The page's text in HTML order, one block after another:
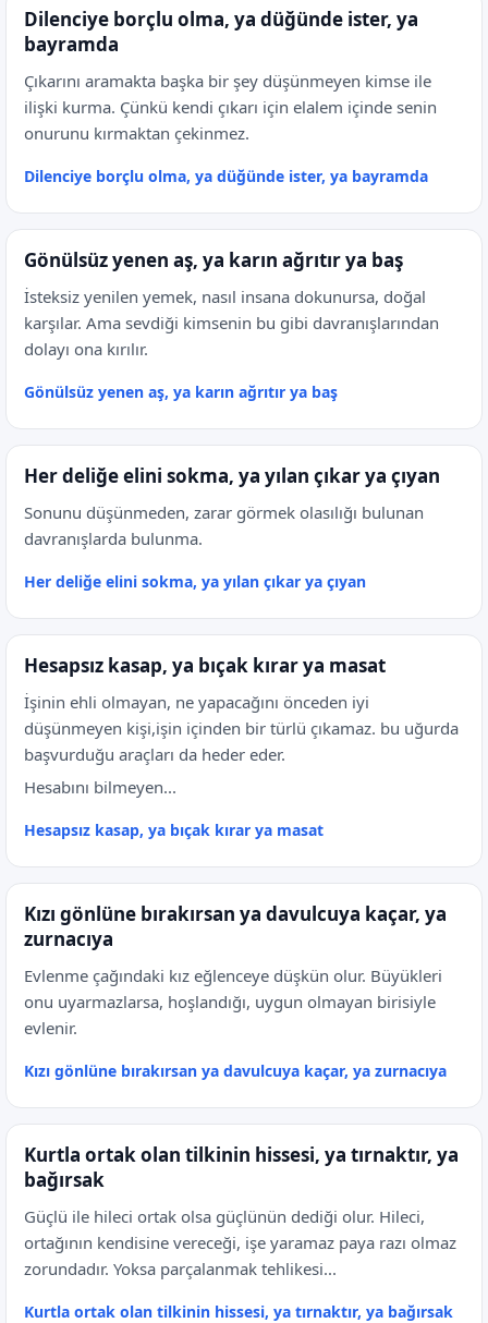
Dilenciye borçlu olma, ya düğünde ister, ya
bayramda
Çıkarını aramakta başka bir şey düşünmeyen kimse ile
ilişki kurma. Çünkü kendi çıkarı için elalem içinde senin
onurunu kırmaktan çekinmez.
Dilenciye borçlu olma, ya düğünde ister, ya bayramda
Gönülsüz yenen aş, ya karın ağrıtır ya baş
İsteksiz yenilen yemek, nasıl insana dokunursa, doğal
karşılar. Ama sevdiği kimsenin bu gibi davranışlarından
dolayı ona kırılır.
Gönülsüz yenen aş, ya karın ağrıtır ya baş
Her deliğe elini sokma, ya yılan çıkar ya çıyan
Sonunu düşünmeden, zarar görmek olasılığı bulunan
davranışlarda bulunma.
Her deliğe elini sokma, ya yılan çıkar ya çıyan
Hesapsız kasap, ya bıçak kırar ya masat
İşinin ehli olmayan, ne yapacağını önceden iyi
düşünmeyen kişi,işin içinden bir türlü çıkamaz. bu uğurda
başvurduğu araçları da heder eder.
Hesabını bilmeyen...
Hesapsız kasap, ya bıçak kırar ya masat
Kızı gönlüne bırakırsan ya davulcuya kaçar, ya
zurnacıya
Evlenme çağındaki kız eğlenceye düşkün olur. Büyükleri
onu uyarmazlarsa, hoşlandığı, uygun olmayan birisiyle
evlenir.
Kızı gönlüne bırakırsan ya davulcuya kaçar, ya zurnacıya
Kurtla ortak olan tilkinin hissesi, ya tırnaktır, ya
bağırsak
Güçlü ile hileci ortak olsa güçlünün dediği olur. Hileci,
ortağının kendisine vereceği, işe yaramaz paya razı olmaz
zorundadır. Yoksa parçalanmak tehlikesi...
Kurtla ortak olan tilkinin hissesi, ya tırnaktır, ya bağırsak